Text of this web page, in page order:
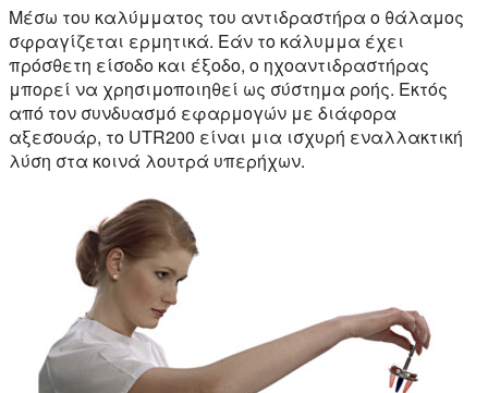
Μέσω του καλύμματος του αντιδραστήρα ο θάλαμος
σφραγίζεται ερμητικά. Εάν το κάλυμμα έχει
πρόσθετη είσοδο και έξοδο, ο ηχοαντιδραστήρας
μπορεί να χρησιμοποιηθεί ως σύστημα ροής. Εκτός
από τον συνδυασμό εφαρμογών με διάφορα
αξεσουάρ, το UTR200 είναι μια ισχυρή εναλλακτική
λύση στα κοινά λουτρά υπερήχων.